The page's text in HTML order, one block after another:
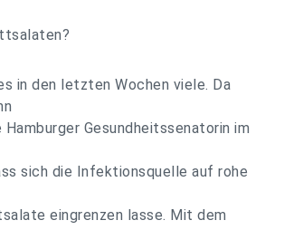
in den letzten Wochen viele. Da
Hamburger Gesundheitssenatorin im
sich die Infektionsquelle auf rohe
eingrenzen lasse. Mit dem